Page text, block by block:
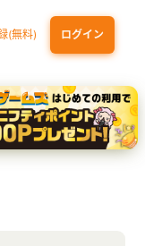
(無料) ログイン
（家族カード発行）
ス) セットプラン